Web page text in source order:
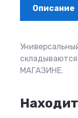
Описание
МАГАЗИНЕ.